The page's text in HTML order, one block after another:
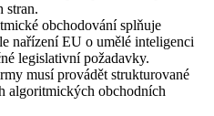
stran.
obchodování splňuje
nařízení EU o umělé inteligenci
legislativní požadavky.
musí provádět strukturované
algoritmických obchodních